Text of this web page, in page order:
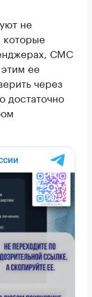
не
которые
СМС
ее
через
достаточно